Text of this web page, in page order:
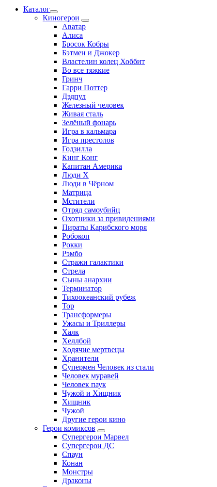
Каталог
Киногерои
Аватар
Алиса
Бросок Кобры
Бэтмен и Джокер
Властелин колец Хоббит
Во все тяжкие
Гринч
Гарри Поттер
Дэдпул
Железный человек
Живая сталь
Зелёный фонарь
Игра в кальмара
Игра престолов
Годзилла
Кинг Конг
Капитан Америка
Люди X
Люди в Чёрном
Матрица
Мстители
Отряд самоубийц
Охотники за привидениями
Пираты Карибского моря
Робокоп
Рокки
Рэмбо
Стражи галактики
Стрела
Сыны анархии
Терминатор
Тихоокеанский рубеж
Тор
Трансформеры
Ужасы и Триллеры
Халк
Хеллбой
Ходячие мертвецы
Хранители
Супермен Человек из стали
Человек муравей
Человек паук
Чужой и Хищник
Хищник
Чужой
Другие герои кино
Герои комиксов
Супергерои Марвел
Супергерои ДС
Спаун
Конан
Монстры
Драконы